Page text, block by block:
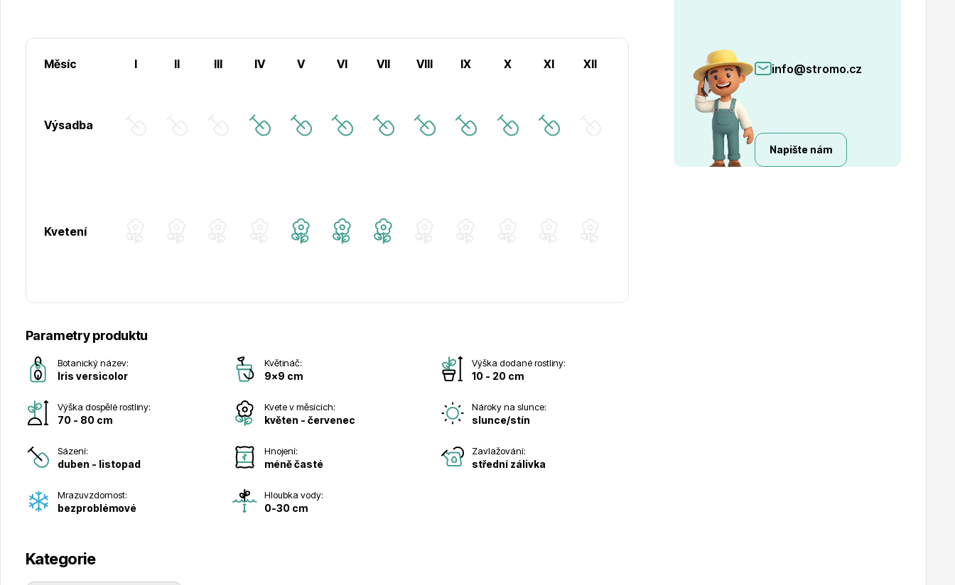
Měsíc I II III IV V VI VII VIII IX X XI XII
Výsadba
Kvetení
Parametry produktu
Botanický název:
Iris versicolor
Květináč:
9x9 cm
Výška dodané rostliny:
10 - 20 cm
Výška dospělé rostliny:
70 - 80 cm
Kvete v měsících:
květen - červenec
Nároky na slunce:
slunce/stín
Sázení:
duben - listopad
Hnojení:
méně časté
Zavlažování:
střední zálivka
Mrazuvzdornost:
bezproblémové
Hloubka vody:
0-30 cm
Kategorie
info@stromo.cz
Napište nám